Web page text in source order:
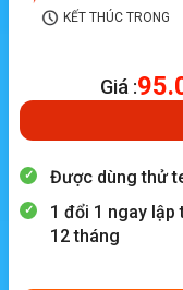
KẾT THÚC TRONG
Giá :
Được dùng thử
1 đổi 1 ngay lập
12 tháng